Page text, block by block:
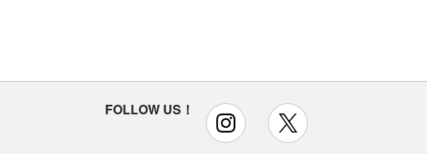
FOLLOW US！ instagram